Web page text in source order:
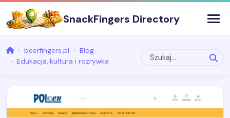
SnackFingers Directory
beerfingers.pl
Blog
Edukacja, kultura i rozrywka